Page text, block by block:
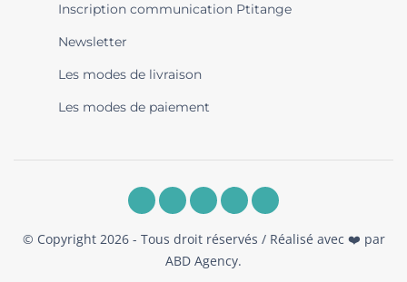
Inscription communication Ptitange
Newsletter
Les modes de livraison
Les modes de paiement
© Copyright 2026 - Tous droit réservés / Réalisé avec ❤️ par
ABD Agency.